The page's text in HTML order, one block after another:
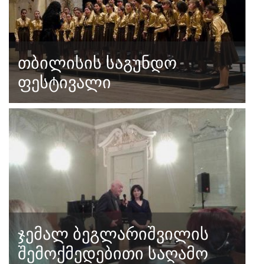
თბილისის საგუნდო
ფესტივალი
ჯემალ ბეგლარიშვილის
შემოქმედებითი საღამო